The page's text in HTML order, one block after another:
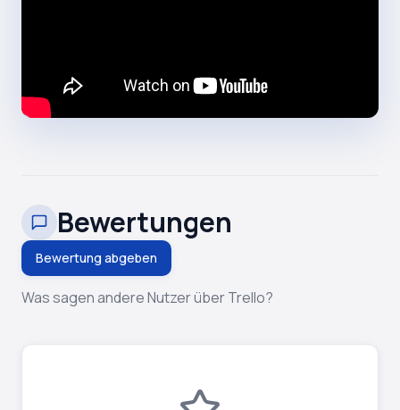
Bewertungen
Bewertung abgeben
Was sagen andere Nutzer über Trello?